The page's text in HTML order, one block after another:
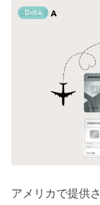
Delta
アメリカで提供